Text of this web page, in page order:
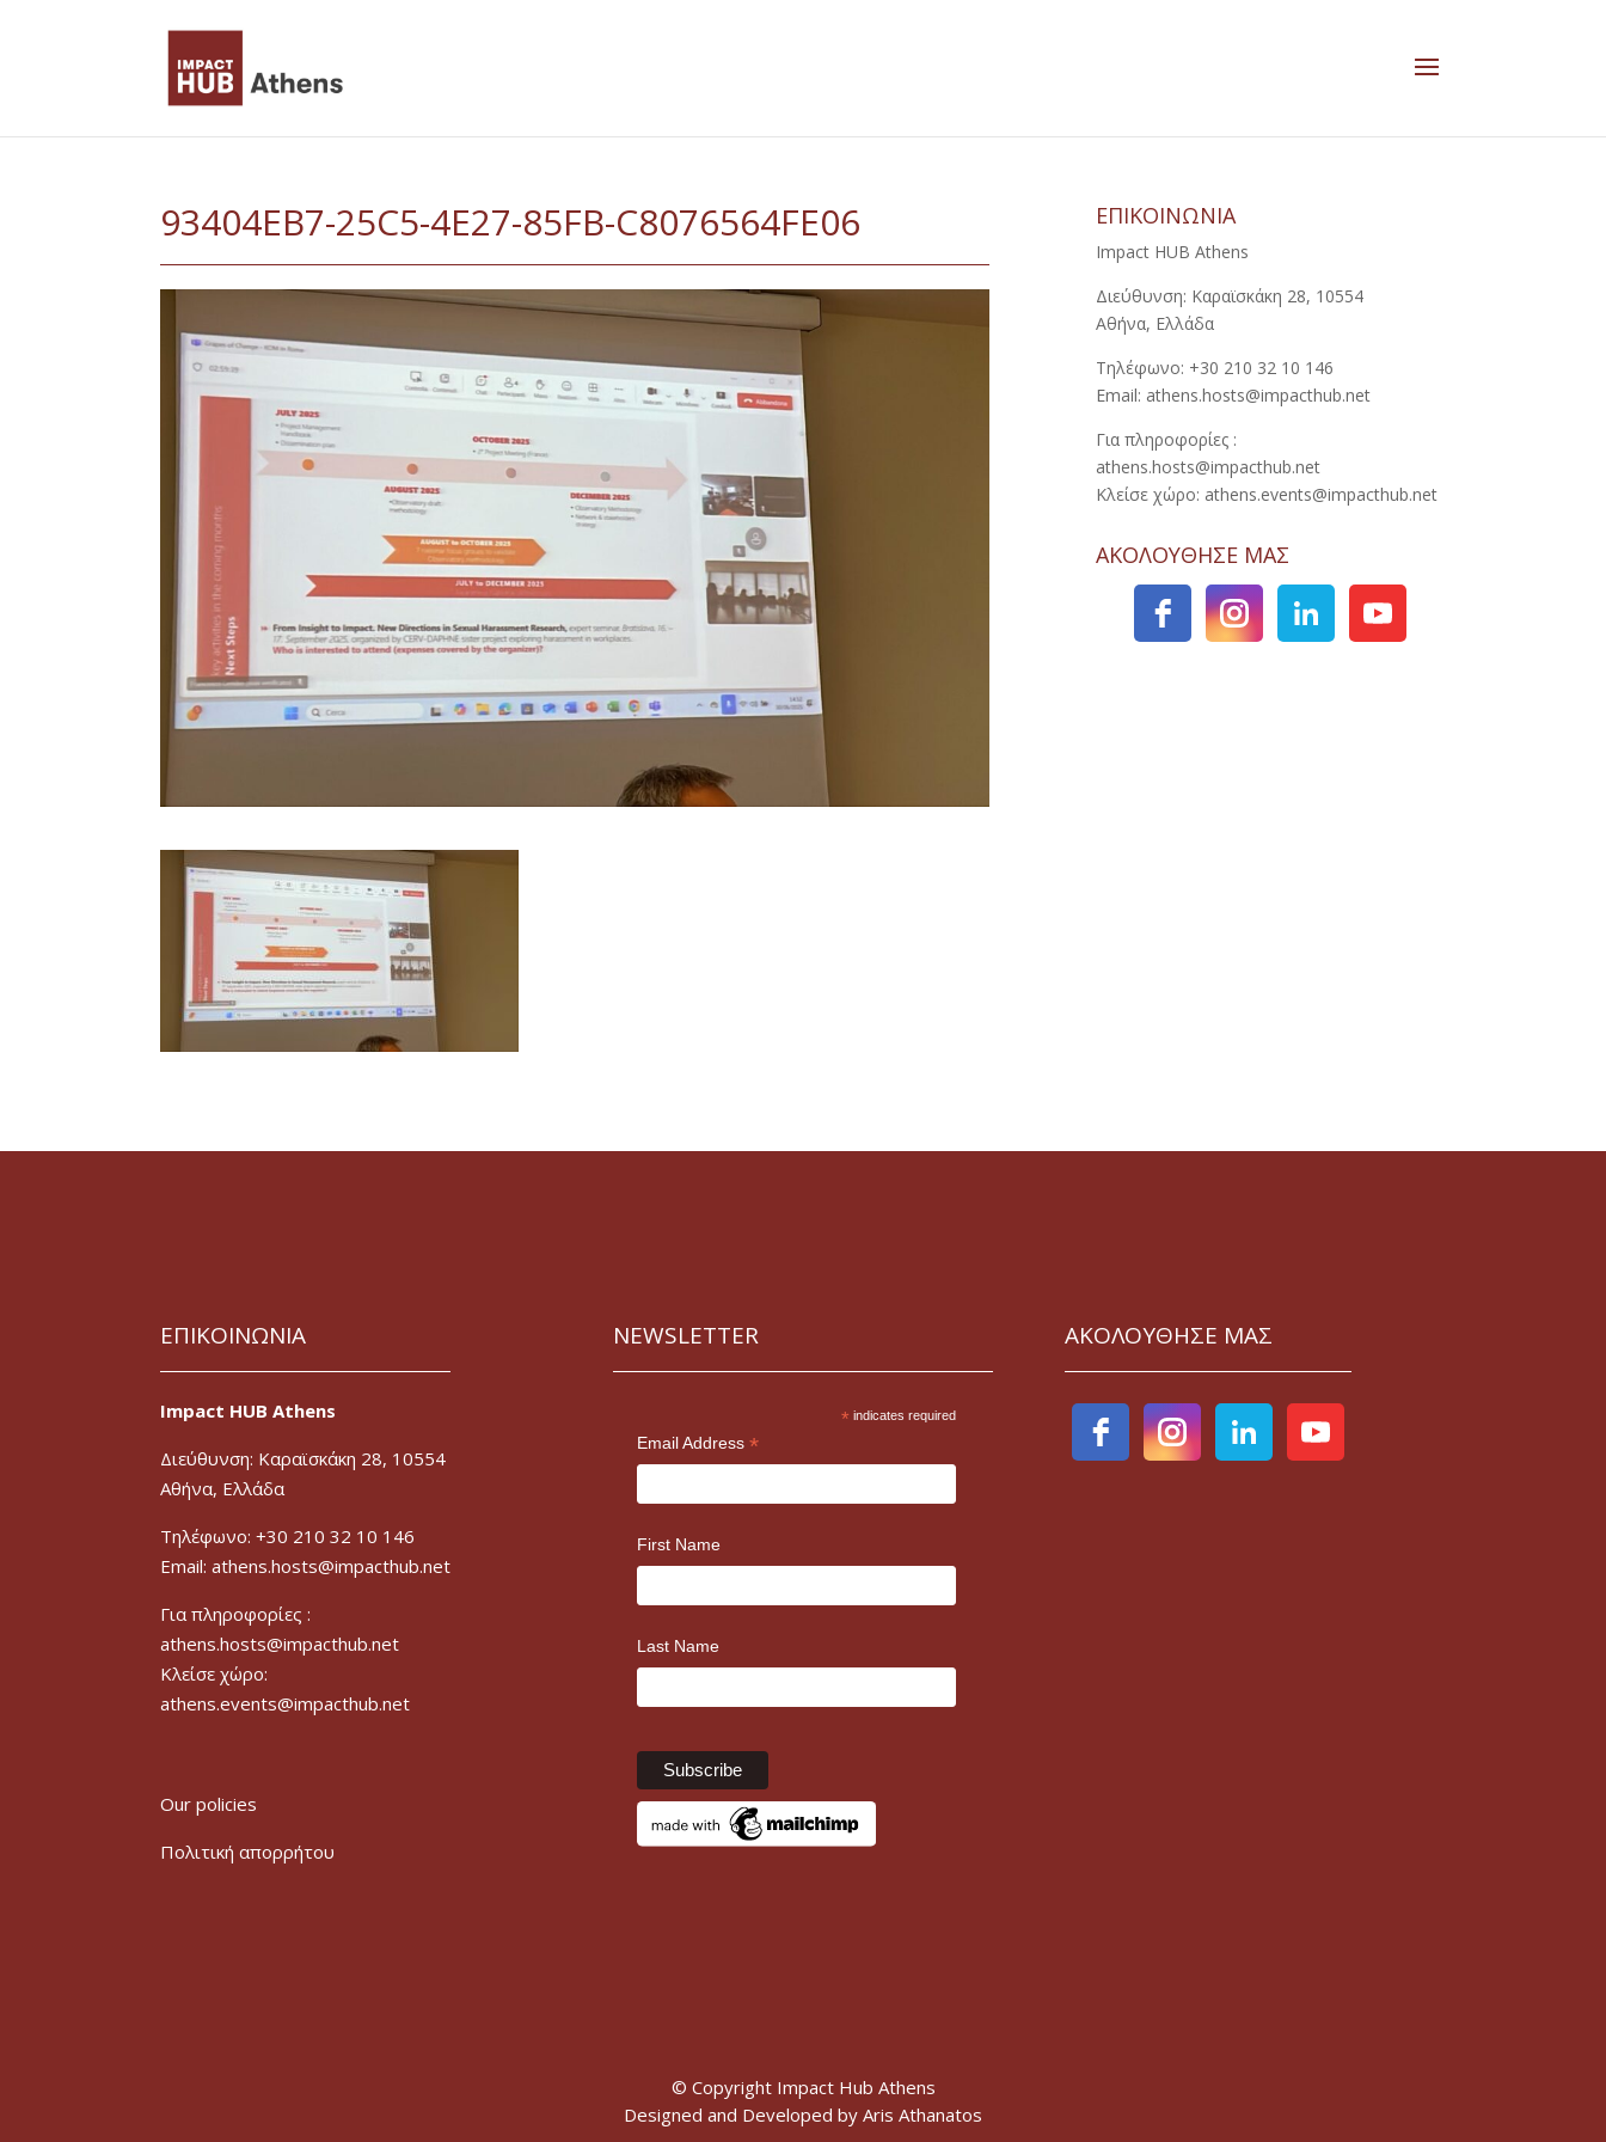
93404EB7-25C5-4E27-85FB-C8076564FE06 ΕΠΙΚΟΙΝΩΝΙΑ
Impact HUB Athens
Διεύθυνση: Καραϊσκάκη 28, 10554
Αθήνα, Ελλάδα
Τηλέφωνο: +30 210 32 10 146
Email: athens.hosts@impacthub.net
Για πληροφορίες :
athens.hosts@impacthub.net
Κλείσε χώρο: athens.events@impacthub.net
ΑΚΟΛΟΥΘΗΣΕ ΜΑΣ
ΕΠΙΚΟΙΝΩΝΙΑ
Impact HUB Athens
Διεύθυνση: Καραϊσκάκη 28, 10554
Αθήνα, Ελλάδα
Τηλέφωνο: +30 210 32 10 146
Email: athens.hosts@impacthub.net
Για πληροφορίες :
athens.hosts@impacthub.net
Κλείσε χώρο:
athens.events@impacthub.net
Our policies
Πολιτική απορρήτου
NEWSLETTER
* indicates required
Email Address *
First Name
Last Name
ΑΚΟΛΟΥΘΗΣΕ ΜΑΣ
© Copyright Impact Hub Athens
Designed and Developed by Aris Athanatos